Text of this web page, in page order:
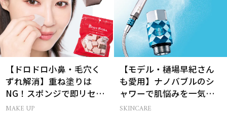
【ドロドロ小鼻・毛穴く
ずれ解消】重ね塗りは
NG！スポンジで即リセッ
トするプロ技
MAKE UP
【モデル・樋場早紀さん
も愛用】ナノバブルのシ
ャワーで肌悩みを一気に
解決
SKINCARE